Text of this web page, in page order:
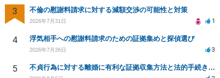
3 不倫の慰謝料請求に対する減額交渉の可能性と対策
2026年7月31日 1
4 浮気相手への慰謝料請求のための証拠集めと探偵選び
2026年7月26日 3
5 不貞行為に対する離婚に有利な証拠収集方法と法的手続きについて